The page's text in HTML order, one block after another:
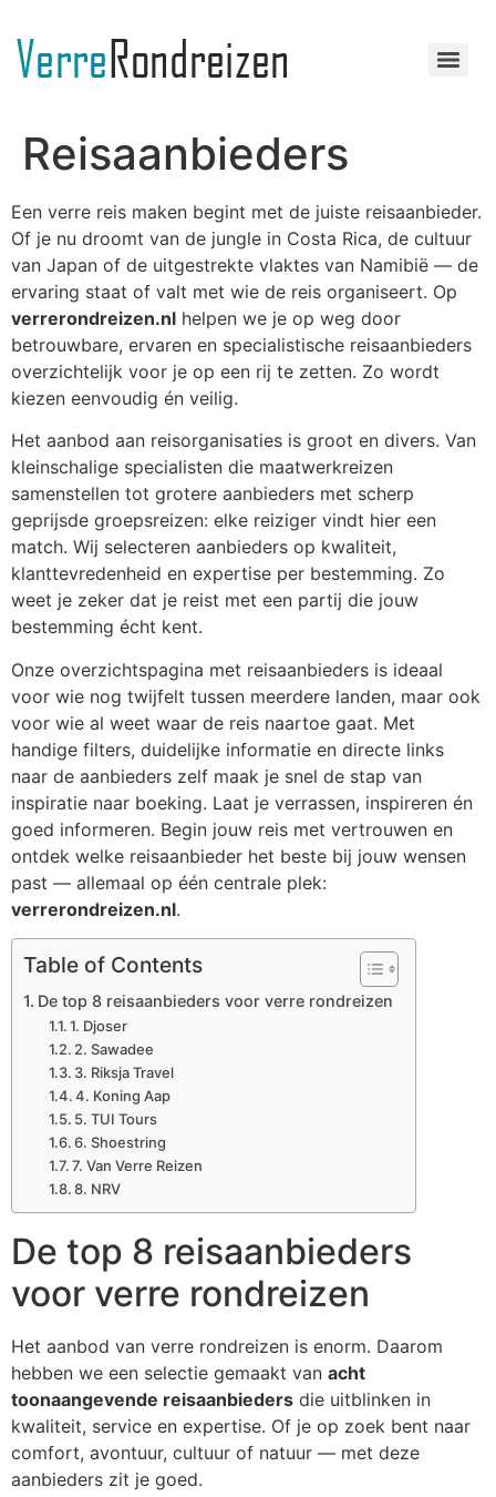
Reisaanbieders
Een verre reis maken begint met de juiste reisaanbieder.
Of je nu droomt van de jungle in Costa Rica, de cultuur
van Japan of de uitgestrekte vlaktes van Namibië — de
ervaring staat of valt met wie de reis organiseert. Op
verrerondreizen.nl helpen we je op weg door
betrouwbare, ervaren en specialistische reisaanbieders
overzichtelijk voor je op een rij te zetten. Zo wordt
kiezen eenvoudig én veilig.
Het aanbod aan reisorganisaties is groot en divers. Van
kleinschalige specialisten die maatwerkreizen
samenstellen tot grotere aanbieders met scherp
geprijsde groepsreizen: elke reiziger vindt hier een
match. Wij selecteren aanbieders op kwaliteit,
klanttevredenheid en expertise per bestemming. Zo
weet je zeker dat je reist met een partij die jouw
bestemming écht kent.
Onze overzichtspagina met reisaanbieders is ideaal
voor wie nog twijfelt tussen meerdere landen, maar ook
voor wie al weet waar de reis naartoe gaat. Met
handige filters, duidelijke informatie en directe links
naar de aanbieders zelf maak je snel de stap van
inspiratie naar boeking. Laat je verrassen, inspireren én
goed informeren. Begin jouw reis met vertrouwen en
ontdek welke reisaanbieder het beste bij jouw wensen
past — allemaal op één centrale plek:
verrerondreizen.nl.
Table of Contents
De top 8 reisaanbieders voor verre rondreizen
1. Djoser
2. Sawadee
3. Riksja Travel
4. Koning Aap
5. TUI Tours
6. Shoestring
7. Van Verre Reizen
8. NRV
De top 8 reisaanbieders
voor verre rondreizen
Het aanbod van verre rondreizen is enorm. Daarom
hebben we een selectie gemaakt van acht
toonaangevende reisaanbieders die uitblinken in
kwaliteit, service en expertise. Of je op zoek bent naar
comfort, avontuur, cultuur of natuur — met deze
aanbieders zit je goed.